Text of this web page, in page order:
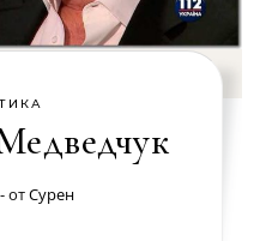
- отСурен